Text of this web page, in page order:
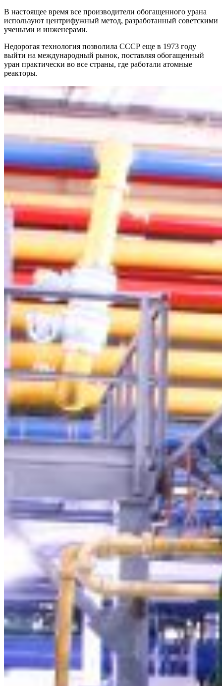
В настоящее время все производители обогащенного урана
используют центрифужный метод, разработанный советскими
учеными и инженерами.
Недорогая технология позволила СССР еще в 1973 году
выйти на международный рынок, поставляя обогащенный
уран практически во все страны, где работали атомные
реакторы.